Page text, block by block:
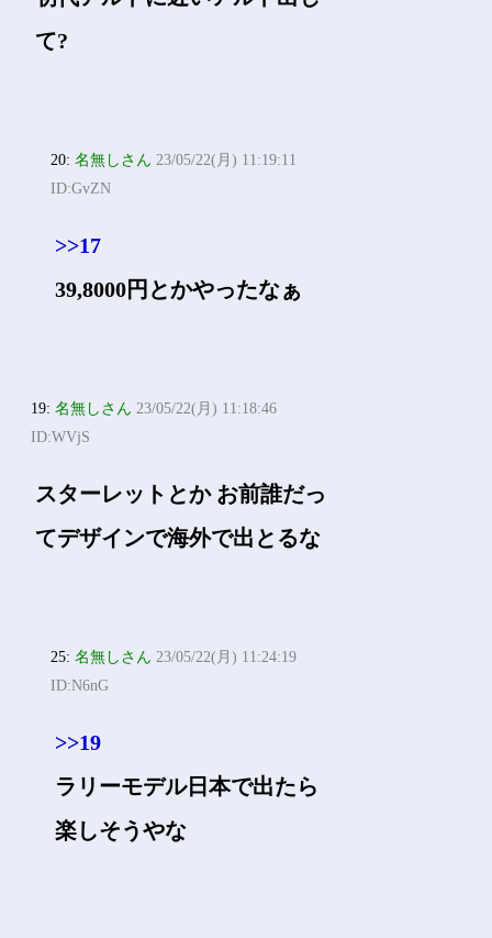
て?
20:名無しさん 23/05/22(月) 11:19:11
ID:GvZN
>>17
39,8000円とかやったなぁ
19:名無しさん 23/05/22(月) 11:18:46
ID:WVjS
スターレットとか お前誰だっ
てデザインで海外で出とるな
25:名無しさん 23/05/22(月) 11:24:19
ID:N6nG
>>19
ラリーモデル日本で出たら
楽しそうやな